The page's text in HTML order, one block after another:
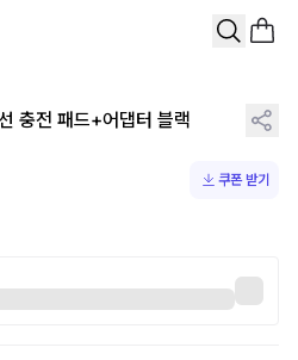
충전 패드+어댑터 블랙
쿠폰 받기